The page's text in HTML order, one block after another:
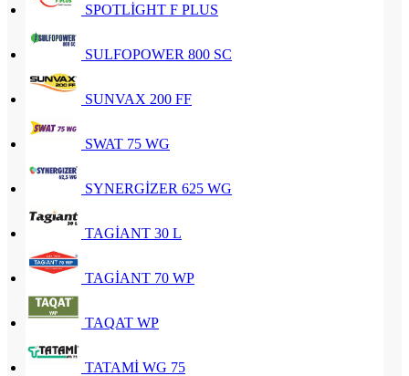
SPOTLİGHT F PLUS
SULFOPOWER 800 SC
SUNVAX 200 FF
SWAT 75 WG
SYNERGİZER 625 WG
TAGİANT 30 L
TAGİANT 70 WP
TAQAT WP
TATAMİ WG 75